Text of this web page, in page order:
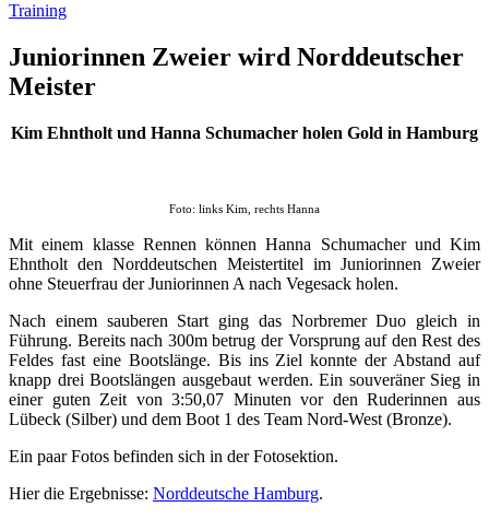
Training
Juniorinnen Zweier wird Norddeutscher
Meister
Kim Ehntholt und Hanna Schumacher holen Gold in Hamburg
Foto: links Kim, rechts Hanna
Mit einem klasse Rennen können Hanna Schumacher und Kim
Ehntholt den Norddeutschen Meistertitel im Juniorinnen Zweier
ohne Steuerfrau der Juniorinnen A nach Vegesack holen.
Nach einem sauberen Start ging das Norbremer Duo gleich in
Führung. Bereits nach 300m betrug der Vorsprung auf den Rest des
Feldes fast eine Bootslänge. Bis ins Ziel konnte der Abstand auf
knapp drei Bootslängen ausgebaut werden. Ein souveräner Sieg in
einer guten Zeit von 3:50,07 Minuten vor den Ruderinnen aus
Lübeck (Silber) und dem Boot 1 des Team Nord-West (Bronze).
Ein paar Fotos befinden sich in der Fotosektion.
Hier die Ergebnisse: Norddeutsche Hamburg.